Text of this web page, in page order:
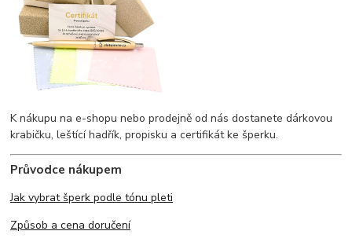
K nákupu na e-shopu nebo prodejně od nás dostanete dárkovou
krabičku, leštící hadřík, propisku a certifikát ke šperku.
Průvodce nákupem
Jak vybrat šperk podle tónu pleti
Způsob a cena doručení